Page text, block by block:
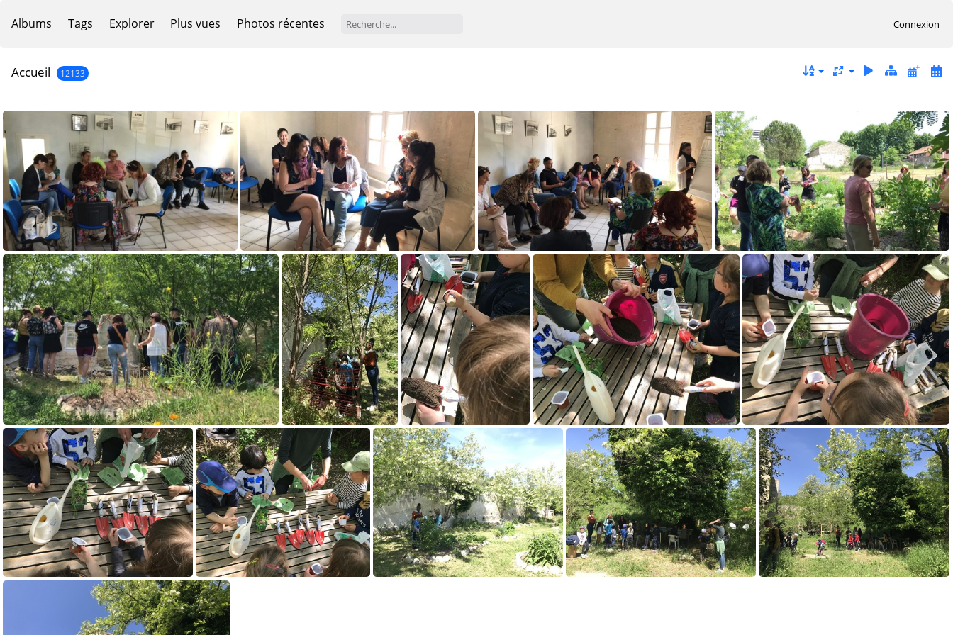
Albums Tags Explorer Plus vues Photos récentes Connexion
Accueil 12133
IMG 5226 IMG 5227 IMG 5228 IMG 5230
IMG 5232 2022-04-26 14-45-46 2022-04-26 14-44-55 recadrée 2022-04-26 14-44-46 recadrée 2022-04-26 14-43-47